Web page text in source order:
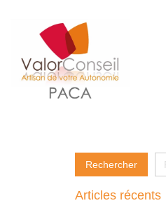
Articles récents